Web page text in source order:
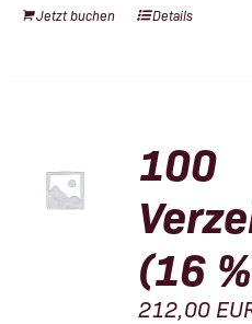
Jetzt buchen Details
100
(16
212,00